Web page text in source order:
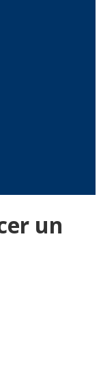
un